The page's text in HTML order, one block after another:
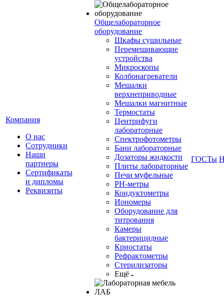
Компания
О нас
Сотрудники
Наши
партнеры
Сертификаты
и дипломы
Реквизиты
Общелабораторное
оборудование
Шкафы сушильные
Перемешивающие
устройства
Микроскопы
Колбонагреватели
Мешалки
верхнеприводные
Мешалки магнитные
Термостаты
Центрифуги
лабораторные
Спектрофотометры
Бани лабораторные
Дозаторы жидкости
Плиты лабораторные
Печи муфельные
РН-метры
Кондуктометры
Иономеры
Оборудование для
титрования
Камеры
бактерицидные
Криостаты
Рефрактометры
Стерилизаторы
Ещё
ГОСТы